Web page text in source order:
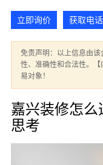
立即询价 获取电话
免责声明：以上信息由
性、准确性和合法性。
易对象！
嘉兴装修怎
思考